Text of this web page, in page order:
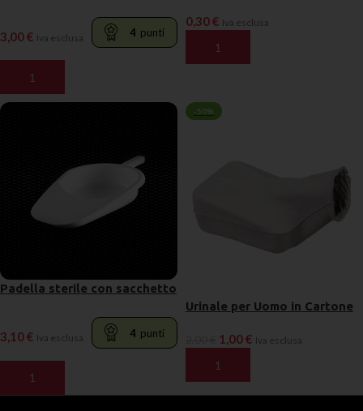
3,00€ Iva esclusa 4 punti
AGGIUNGI AL CARRELLO
0,30€ Iva esclusa
AGGIUNGI AL CARRELLO
Padella sterile con sacchetto
3,10€ Iva esclusa 4 punti
AGGIUNGI AL CARRELLO
-50%
Urinale per Uomo in Cartone
1,00€ Iva esclusa
AGGIUNGI AL CARRELLO